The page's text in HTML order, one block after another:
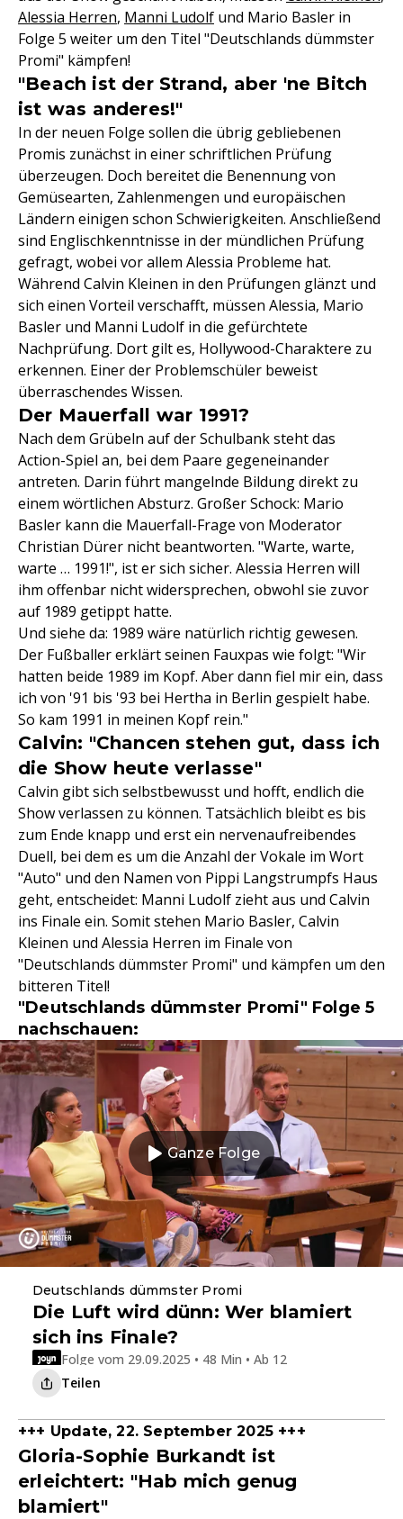
Alessia Herren, Manni Ludolf und Mario Basler in
Folge 5 weiter um den Titel "Deutschlands dümmster
Promi" kämpfen!
"Beach ist der Strand, aber 'ne Bitch
ist was anderes!"
In der neuen Folge sollen die übrig gebliebenen
Promis zunächst in einer schriftlichen Prüfung
überzeugen. Doch bereitet die Benennung von
Gemüsearten, Zahlenmengen und europäischen
Ländern einigen schon Schwierigkeiten. Anschließend
sind Englischkenntnisse in der mündlichen Prüfung
gefragt, wobei vor allem Alessia Probleme hat.
Während Calvin Kleinen in den Prüfungen glänzt und
sich einen Vorteil verschafft, müssen Alessia, Mario
Basler und Manni Ludolf in die gefürchtete
Nachprüfung. Dort gilt es, Hollywood-Charaktere zu
erkennen. Einer der Problemschüler beweist
überraschendes Wissen.
Der Mauerfall war 1991?
Nach dem Grübeln auf der Schulbank steht das
Action-Spiel an, bei dem Paare gegeneinander
antreten. Darin führt mangelnde Bildung direkt zu
einem wörtlichen Absturz. Großer Schock: Mario
Basler kann die Mauerfall-Frage von Moderator
Christian Dürer nicht beantworten. "Warte, warte,
warte … 1991!", ist er sich sicher. Alessia Herren will
ihm offenbar nicht widersprechen, obwohl sie zuvor
auf 1989 getippt hatte.
Und siehe da: 1989 wäre natürlich richtig gewesen.
Der Fußballer erklärt seinen Fauxpas wie folgt: "Wir
hatten beide 1989 im Kopf. Aber dann fiel mir ein, dass
ich von '91 bis '93 bei Hertha in Berlin gespielt habe.
So kam 1991 in meinen Kopf rein."
Calvin: "Chancen stehen gut, dass ich
die Show heute verlasse"
Calvin gibt sich selbstbewusst und hofft, endlich die
Show verlassen zu können. Tatsächlich bleibt es bis
zum Ende knapp und erst ein nervenaufreibendes
Duell, bei dem es um die Anzahl der Vokale im Wort
"Auto" und den Namen von Pippi Langstrumpfs Haus
geht, entscheidet: Manni Ludolf zieht aus und Calvin
ins Finale ein. Somit stehen Mario Basler, Calvin
Kleinen und Alessia Herren im Finale von
"Deutschlands dümmster Promi" und kämpfen um den
bitteren Titel!
"Deutschlands dümmster Promi" Folge 5
nachschauen:
Ganze Folge
Deutschlands dümmster Promi
Die Luft wird dünn: Wer blamiert
sich ins Finale?
Folge vom 29.09.2025 • 48 Min • Ab 12
Teilen
+++ Update, 22. September 2025 +++
Gloria-Sophie Burkandt ist
erleichtert: "Hab mich genug
blamiert"